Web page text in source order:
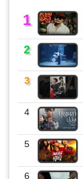
1
2
3
4
5
6